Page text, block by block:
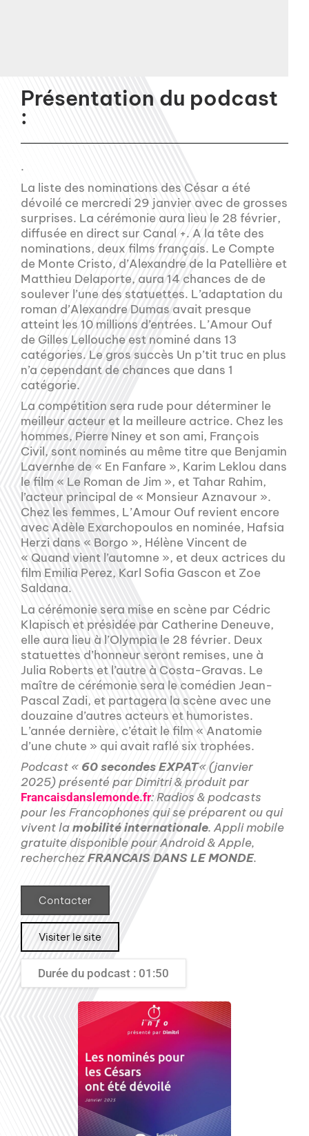
Présentation du podcast
:
.
La liste des nominations des César a été
dévoilé ce mercredi 29 janvier avec de grosses
surprises. La cérémonie aura lieu le 28 février,
diffusée en direct sur Canal +. A la tête des
nominations, deux films français. Le Compte
de Monte Cristo, d’Alexandre de la Patellière et
Matthieu Delaporte, aura 14 chances de de
soulever l’une des statuettes. L’adaptation du
roman d’Alexandre Dumas avait presque
atteint les 10 millions d’entrées. L’Amour Ouf
de Gilles Lellouche est nominé dans 13
catégories. Le gros succès Un p’tit truc en plus
n’a cependant de chances que dans 1
catégorie.
La compétition sera rude pour déterminer le
meilleur acteur et la meilleure actrice. Chez les
hommes, Pierre Niney et son ami, François
Civil, sont nominés au même titre que Benjamin
Lavernhe de « En Fanfare », Karim Leklou dans
le film « Le Roman de Jim », et Tahar Rahim,
l’acteur principal de « Monsieur Aznavour ».
Chez les femmes, L’Amour Ouf revient encore
avec Adèle Exarchopoulos en nominée, Hafsia
Herzi dans « Borgo », Hélène Vincent de
« Quand vient l’automne », et deux actrices du
film Emilia Perez, Karl Sofia Gascon et Zoe
Saldana.
La cérémonie sera mise en scène par Cédric
Klapisch et présidée par Catherine Deneuve,
elle aura lieu à l’Olympia le 28 février. Deux
statuettes d’honneur seront remises, une à
Julia Roberts et l’autre à Costa-Gravas. Le
maître de cérémonie sera le comédien Jean-
Pascal Zadi, et partagera la scène avec une
douzaine d’autres acteurs et humoristes.
L’année dernière, c’était le film « Anatomie
d’une chute » qui avait raflé six trophées.
Podcast « 60 secondes EXPAT« (janvier
2025) présenté par Dimitri & produit par
Francaisdanslemonde.fr: Radios & podcasts
pour les Francophones qui se préparent ou qui
vivent lamobilité internationale. Appli mobile
gratuite disponible pour Android & Apple,
recherchezFRANCAIS DANS LE MONDE.
Contacter
Visiter le site
Durée du podcast : 01:50